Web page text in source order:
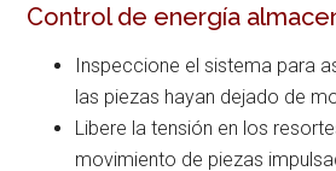
Control de energía
Inspeccione el sistema para
las piezas hayan dejado de
Libere la tensión en los
movimiento de piezas